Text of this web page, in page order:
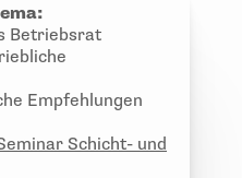
Betriebsrat
Empfehlungen
Schicht- und